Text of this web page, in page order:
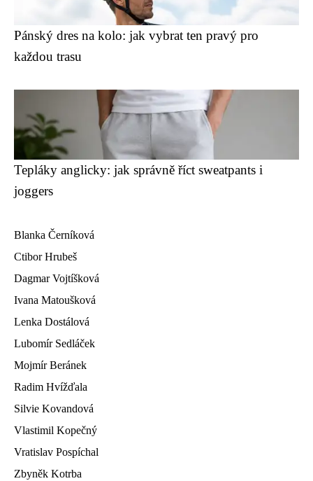
Pánský dres na kolo: jak vybrat ten pravý pro
každou trasu
Tepláky anglicky: jak správně říct sweatpants i
joggers
Blanka Černíková
Ctibor Hrubeš
Dagmar Vojtíšková
Ivana Matoušková
Lenka Dostálová
Lubomír Sedláček
Mojmír Beránek
Radim Hvížďala
Silvie Kovandová
Vlastimil Kopečný
Vratislav Pospíchal
Zbyněk Kotrba